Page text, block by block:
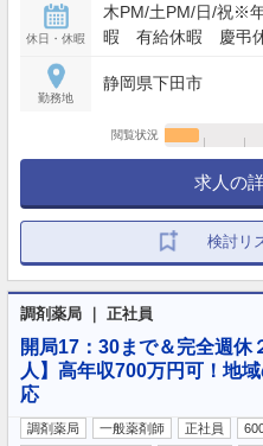
休日・休暇
木PM/土PM/日/祝※
暇 有給休暇 慶弔
勤務地
静岡県下田市
閲覧状況
求人の
検討リ
調剤薬局 ｜ 正社員
開局17：30まで＆完全週
人】高年収700万円可！地
応
調剤薬局 一般薬剤師 正社員